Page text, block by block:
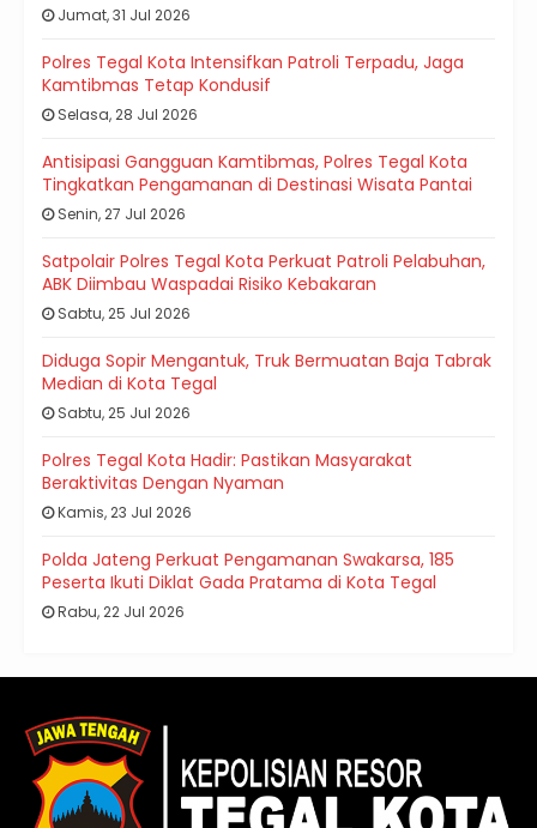
Jumat, 31 Jul 2026
Polres Tegal Kota Intensifkan Patroli Terpadu, Jaga
Kamtibmas Tetap Kondusif
Selasa, 28 Jul 2026
Antisipasi Gangguan Kamtibmas, Polres Tegal Kota
Tingkatkan Pengamanan di Destinasi Wisata Pantai
Senin, 27 Jul 2026
Satpolair Polres Tegal Kota Perkuat Patroli Pelabuhan,
ABK Diimbau Waspadai Risiko Kebakaran
Sabtu, 25 Jul 2026
Diduga Sopir Mengantuk, Truk Bermuatan Baja Tabrak
Median di Kota Tegal
Sabtu, 25 Jul 2026
Polres Tegal Kota Hadir: Pastikan Masyarakat
Beraktivitas Dengan Nyaman
Kamis, 23 Jul 2026
Polda Jateng Perkuat Pengamanan Swakarsa, 185
Peserta Ikuti Diklat Gada Pratama di Kota Tegal
Rabu, 22 Jul 2026